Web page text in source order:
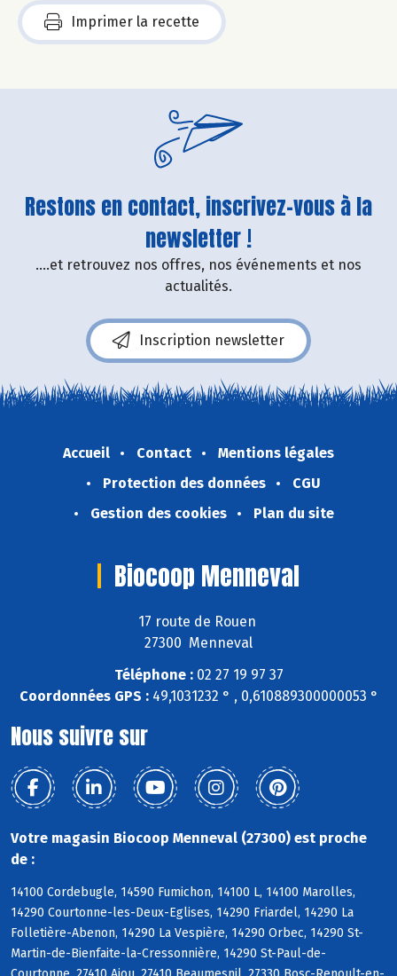
Imprimer la recette
Restons en contact, inscrivez-vous à la
newsletter !
....et retrouvez nos offres, nos événements et nos
actualités.
Inscription newsletter
Accueil Contact
Mentions légales
Protection des données
CGU
Gestion des cookies
Plan du site
Biocoop Menneval
17 route de Rouen
27300 Menneval
Téléphone :02 27 19 97 37
Coordonnées GPS :49,1031232 ° , 0,610889300000053 °
Nous suivre sur
Votre magasin Biocoop Menneval (27300) est proche
de :
14100 Cordebugle, 14590 Fumichon, 14100 L, 14100 Marolles,
14290 Courtonne-les-Deux-Eglises, 14290 Friardel, 14290 La
Folletière-Abenon, 14290 La Vespière, 14290 Orbec, 14290 St-
Martin-de-Bienfaite-la-Cressonnière, 14290 St-Paul-de-